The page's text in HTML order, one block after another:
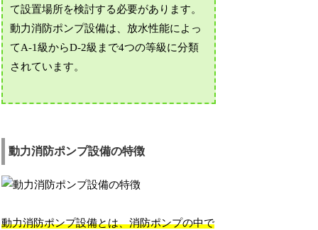
て設置場所を検討する必要があります。
動力消防ポンプ設備は、放水性能によっ
てA-1級からD-2級まで4つの等級に分類
されています。
動力消防ポンプ設備の特徴
動力消防ポンプ設備とは、消防ポンプの中で